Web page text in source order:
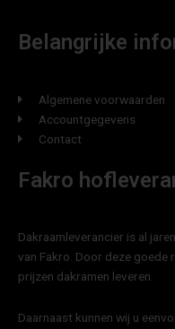
Belangrijke
Algemene voorwaarden
Accountgegevens
Contact
Fakro
Dakraamleverancier is al
van Fakro. Door deze goede
prijzen dakramen leveren.
Daarnaast kunnen wij u